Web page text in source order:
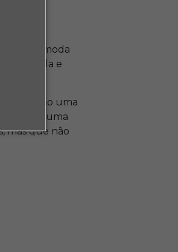
na moda
cautela e
são uma
– como uma
mas que não